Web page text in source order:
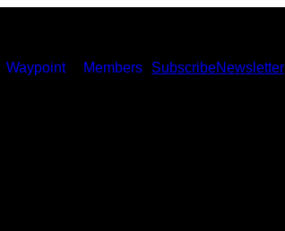
Waypoint Members SubscribeNewsletter